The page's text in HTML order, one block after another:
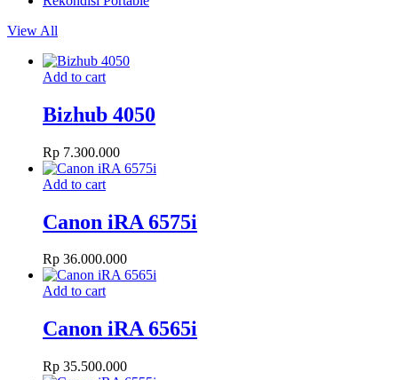
View All
Add to cart
Bizhub 4050
Rp 7.300.000
Add to cart
Canon iRA 6575i
Rp 36.000.000
Add to cart
Canon iRA 6565i
Rp 35.500.000